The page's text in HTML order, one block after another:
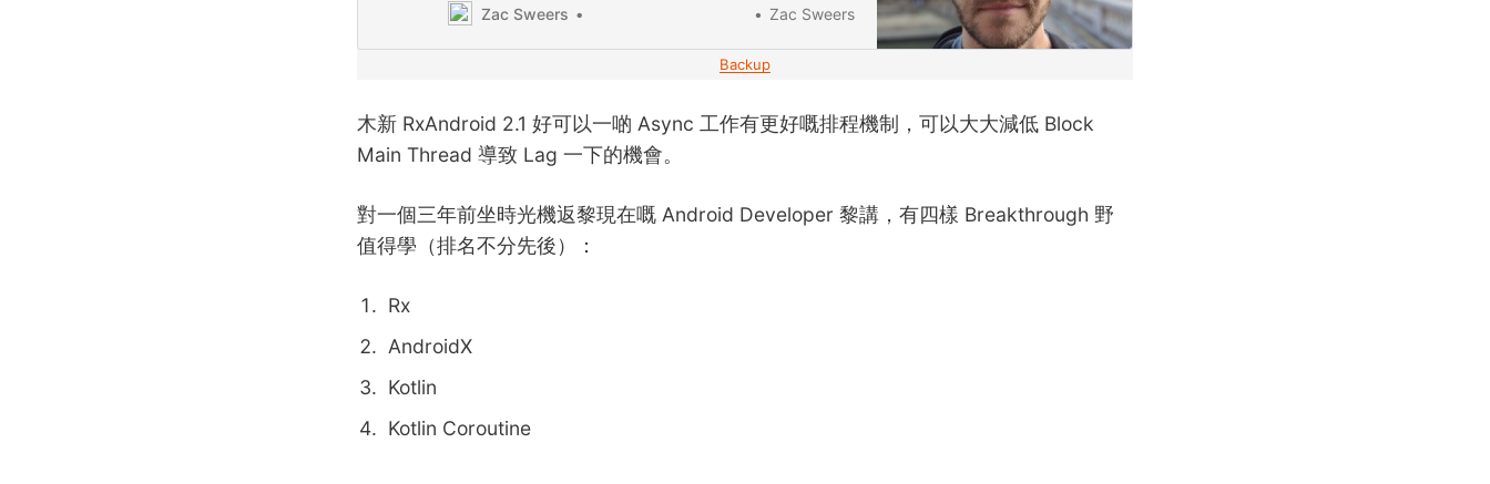
programming-rxandroid-kotlin-introduction]RxAndroid 2.1.0 has
async) This new async parameter affects Android APIs 1…
Zac Sweers Zac Sweers
Backup
木新 RxAndroid 2.1 好可以一啲 Async 工作有更好嘅排程機制，可以大大減低 Block
Main Thread 導致 Lag 一下的機會。
對一個三年前坐時光機返黎現在嘅 Android Developer 黎講，有四樣 Breakthrough 野
值得學（排名不分先後）：
Rx
AndroidX
Kotlin
Kotlin Coroutine